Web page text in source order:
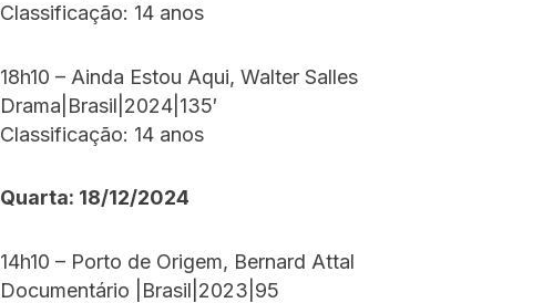
Classificação: 14 anos
18h10 – Ainda Estou Aqui, Walter Salles
Drama|Brasil|2024|135′
Classificação: 14 anos
Quarta: 18/12/2024
14h10 – Porto de Origem, Bernard Attal
Documentário |Brasil|2023|95